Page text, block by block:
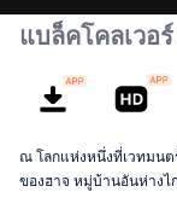
แบล็คโคลเวอ
ณ โลกแห่งหนึ่งที่เวทมน
ของฮาจ หมู่บ้านอันห่างไ